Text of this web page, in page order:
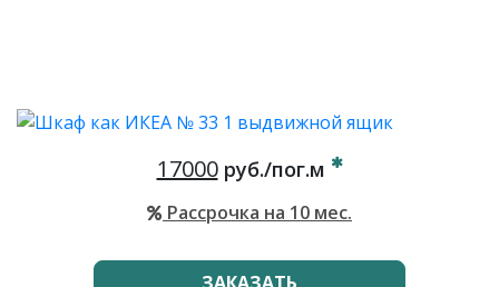
17000руб./пог.м
Рассрочка на 10 мес.